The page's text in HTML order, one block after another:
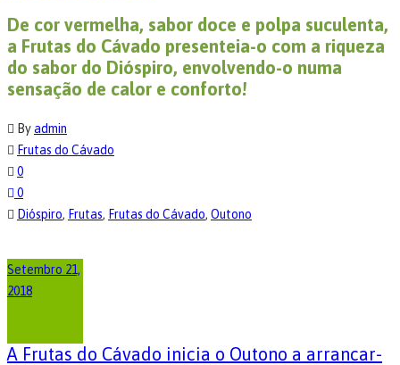
De cor vermelha, sabor doce e polpa suculenta,
a Frutas do Cávado presenteia-o com a riqueza
do sabor do Dióspiro, envolvendo-o numa
sensação de calor e conforto!
Byadmin
Frutas do Cávado
0
0
Dióspiro, Frutas, Frutas do Cávado, Outono
Setembro 21,
2018
A Frutas do Cávado inicia o Outono a arrancar-